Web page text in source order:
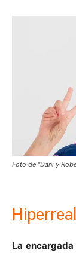
Foto de "Dani y
La